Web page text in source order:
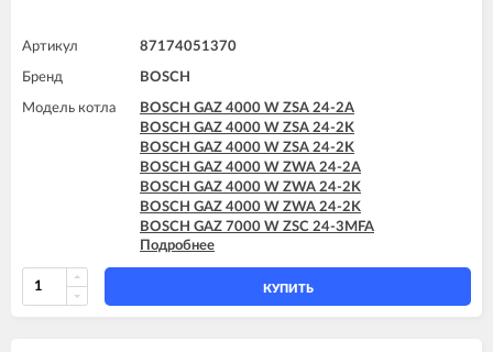
Артикул 87174051370
Бренд BOSCH
Модель котла
BOSCH GAZ 4000 W ZSA 24-2A
BOSCH GAZ 4000 W ZSA 24-2K
BOSCH GAZ 4000 W ZSA 24-2K
BOSCH GAZ 4000 W ZWA 24-2A
BOSCH GAZ 4000 W ZWA 24-2K
BOSCH GAZ 4000 W ZWA 24-2K
BOSCH GAZ 7000 W ZSC 24-3MFA
BOSCH GAZ 7000 W ZSC 24-3MFK
BOSCH GAZ 7000 W ZSC 35-3MFA
BOSCH GAZ 7000 W ZWC 24-3MFA
BOSCH GAZ 7000 W ZWC 24-3MFK
Подробнее
КУПИТЬ